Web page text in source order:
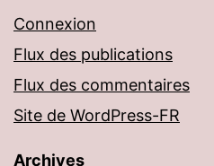
Connexion
Flux des publications
Flux des commentaires
Site de WordPress-FR
Archives